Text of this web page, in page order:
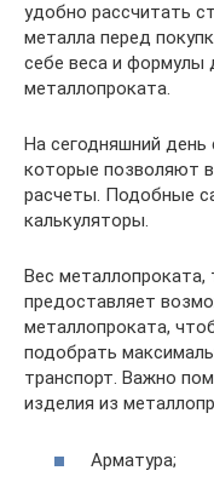
удобно рассчитать
металла перед
себе веса и формулы
металлопроката.
На сегодняшний
которые позволяют
расчеты. Подобные
калькуляторы.
Вес металлопроката,
предоставляет
металлопроката,
подобрать
транспорт. Важно
изделия из
Арматура;